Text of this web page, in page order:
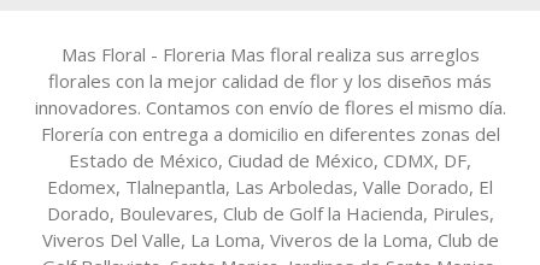
Mas Floral - Floreria Mas floral realiza sus arreglos
florales con la mejor calidad de flor y los diseños más
innovadores. Contamos con envío de flores el mismo día.
Florería con entrega a domicilio en diferentes zonas del
Estado de México, Ciudad de México, CDMX, DF,
Edomex, Tlalnepantla, Las Arboledas, Valle Dorado, El
Dorado, Boulevares, Club de Golf la Hacienda, Pirules,
Viveros Del Valle, La Loma, Viveros de la Loma, Club de